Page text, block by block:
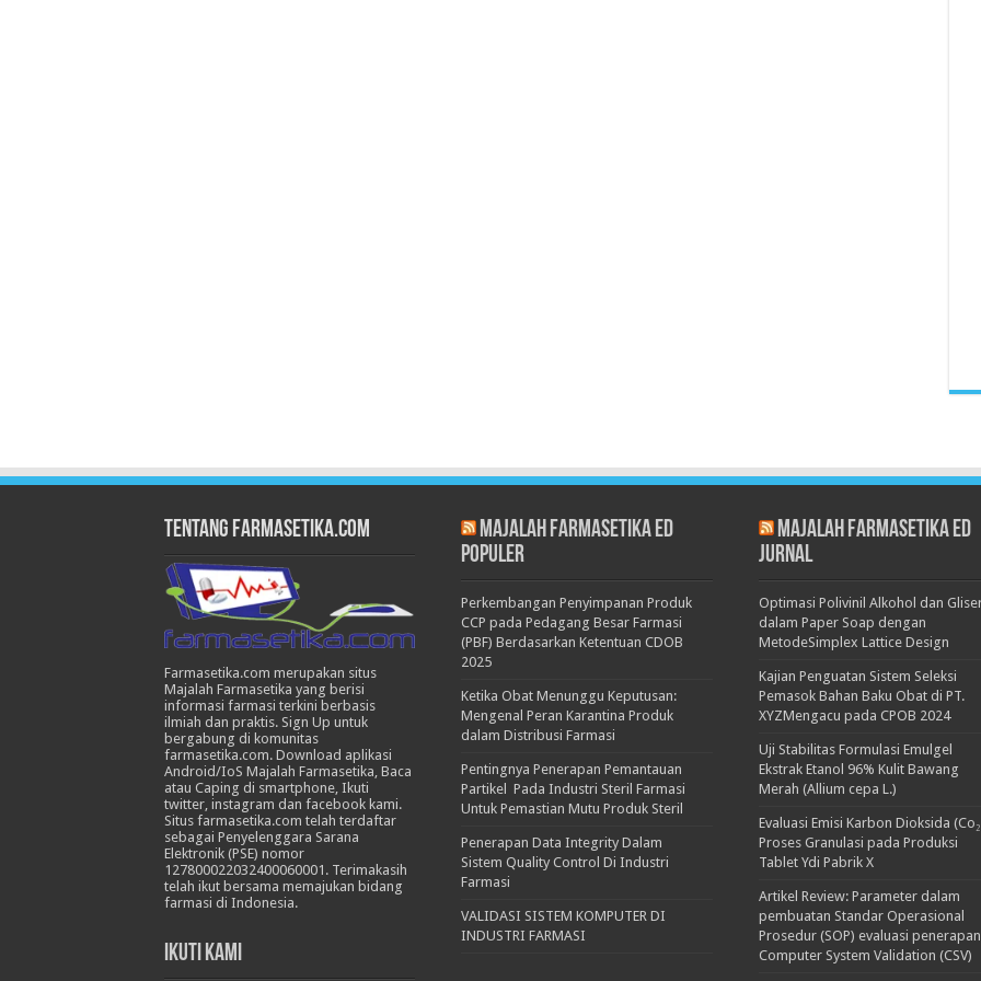
Tentang Farmasetika.com
Farmasetika.com merupakan situs
Majalah Farmasetika yang berisi
informasi farmasi terkini berbasis
ilmiah dan praktis. Sign Up untuk
bergabung di komunitas
farmasetika.com. Download aplikasi
Android/IoS Majalah Farmasetika, Baca
atau Caping di smartphone, Ikuti
twitter, instagram dan facebook kami.
Situs farmasetika.com telah terdaftar
sebagai Penyelenggara Sarana
Elektronik (PSE) nomor
127800022032400060001. Terimakasih
telah ikut bersama memajukan bidang
farmasi di Indonesia.
Ikuti Kami
Majalah Farmasetika Ed
Populer
Perkembangan Penyimpanan Produk
CCP pada Pedagang Besar Farmasi
(PBF) Berdasarkan Ketentuan CDOB
2025
Ketika Obat Menunggu Keputusan:
Mengenal Peran Karantina Produk
dalam Distribusi Farmasi
Pentingnya Penerapan Pemantauan
Partikel Pada Industri Steril Farmasi
Untuk Pemastian Mutu Produk Steril
Penerapan Data Integrity Dalam
Sistem Quality Control Di Industri
Farmasi
VALIDASI SISTEM KOMPUTER DI
INDUSTRI FARMASI
Majalah Farmasetika Ed
Jurnal
Optimasi Polivinil Alkohol dan
dalam Paper Soap dengan
MetodeSimplex Lattice Design
Kajian Penguatan Sistem Seleksi
Pemasok Bahan Baku Obat di PT.
XYZMengacu pada CPOB 2024
Uji Stabilitas Formulasi Emulgel
Ekstrak Etanol 96% Kulit Bawang
Merah (Allium cepa L.)
Evaluasi Emisi Karbon Dioksida
Proses Granulasi pada Produksi
Tablet Ydi Pabrik X
Artikel Review: Parameter dalam
pembuatan Standar Operasional
Prosedur (SOP) evaluasi penerapan
Computer System Validation (CSV)